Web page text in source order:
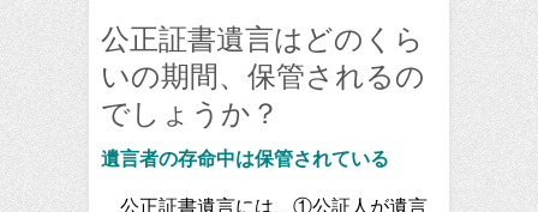
公正証書遺言はどのくら
いの期間、保管されるの
でしょうか？
遺言者の存命中は保管されている
公正証書遺言には、①公証人が遺言